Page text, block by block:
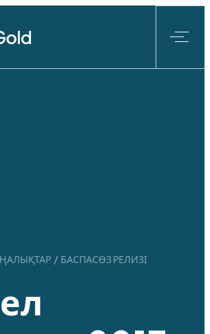
/ БАСПАСӨЗ РЕЛИЗІ